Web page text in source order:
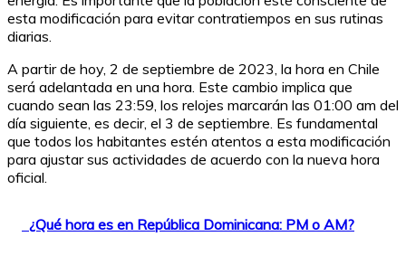
esta modificación para evitar contratiempos en sus rutinas
diarias.
A partir de hoy, 2 de septiembre de 2023, la hora en Chile
será adelantada en una hora. Este cambio implica que
cuando sean las 23:59, los relojes marcarán las 01:00 am del
día siguiente, es decir, el 3 de septiembre. Es fundamental
que todos los habitantes estén atentos a esta modificación
para ajustar sus actividades de acuerdo con la nueva hora
oficial.
¿Qué hora es en República Dominicana: PM o AM?